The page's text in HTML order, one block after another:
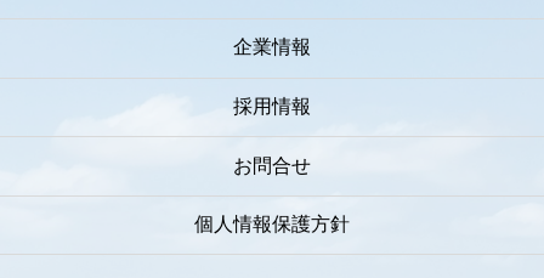
企業情報
採用情報
お問合せ
個人情報保護方針